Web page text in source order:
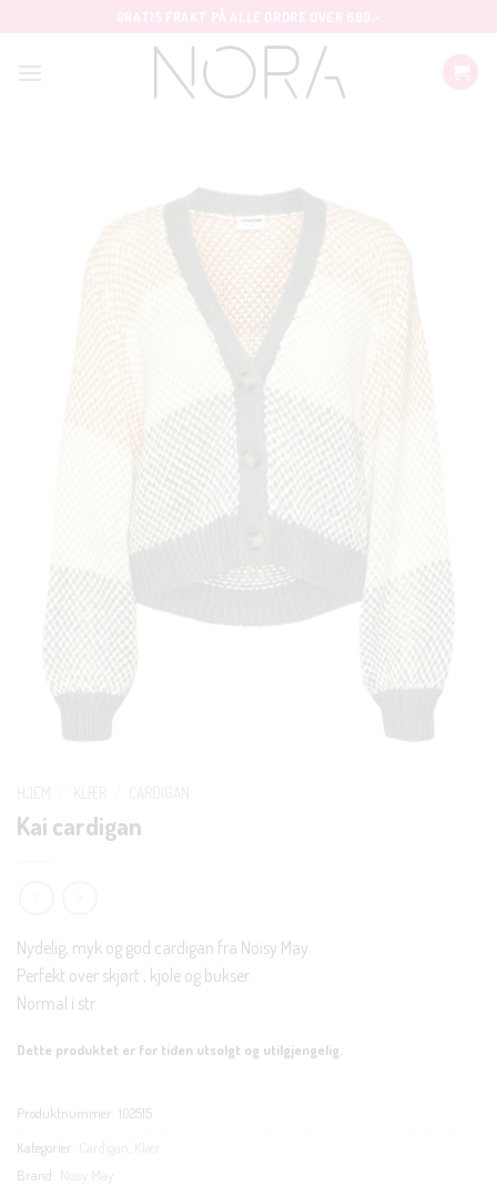
Kai cardigan
Nydelig, myk og god cardigan fra Noisy May.
Perfekt over skjørt , kjole og bukser.
Normal i str.
Dette produktet er for tiden utsolgt og utilgjengelig.
Produktnummer: 102515
Kategorier: Cardigan Klær
Brand: Noisy May